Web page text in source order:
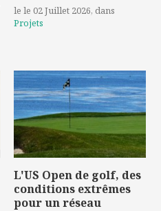
le le 02 Juillet 2026, dans
Projets
L'US Open de golf, des
conditions extrêmes
pour un réseau